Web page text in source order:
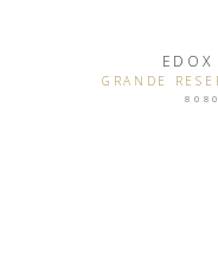
EDOX
GRANDE